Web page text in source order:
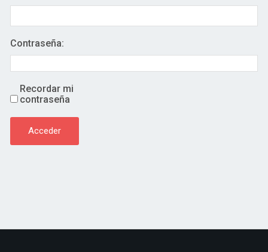
Contraseña:
Recordar mi
contraseña
Acceder